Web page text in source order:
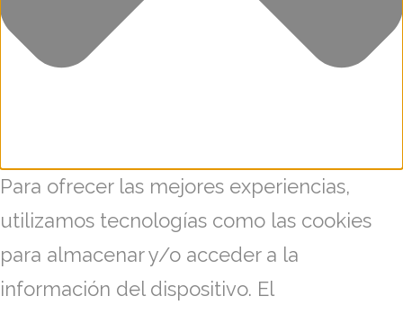
Para ofrecer las mejores experiencias,
utilizamos tecnologías como las cookies
para almacenar y/o acceder a la
información del dispositivo. El